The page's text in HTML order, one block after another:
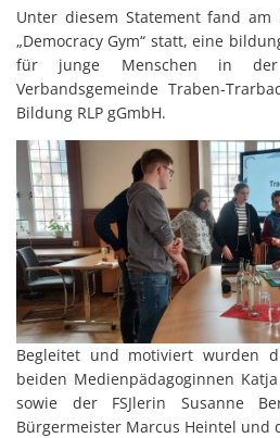
Unter diesem Statement fand am
„Democracy Gym“ statt, eine
für junge Menschen in der
Verbandsgemeinde Traben-
Bildung RLP gGmbH.
Begleitet und motiviert wurden
beiden Medienpädagoginnen
sowie der FSJlerin Susanne
Bürgermeister Marcus Heintel und